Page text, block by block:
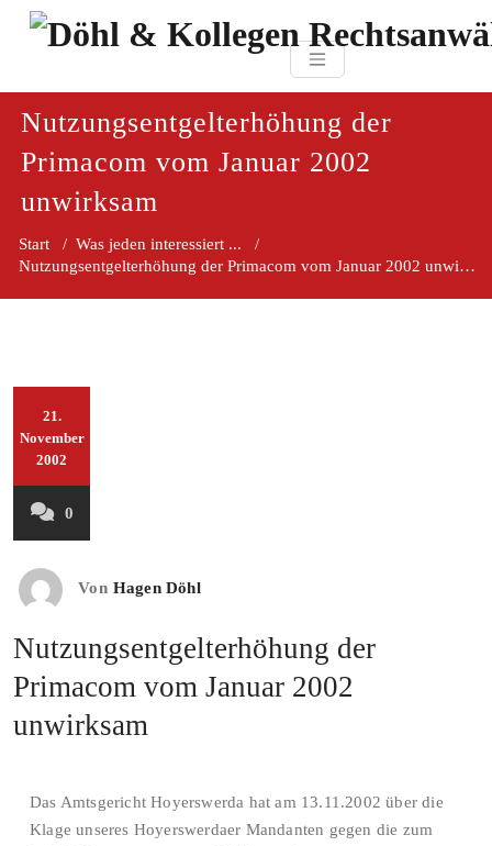
Zum
Döhl & Kollegen
Nutzungsentgelterhöhung der
Primacom vom Januar 2002
unwirksam
Start / Was jeden interessiert ... /
Nutzungsentgelterhöhung der Primacom vom Januar 2002 unwirksam
21.
November
2002
0
Von Hagen Döhl
Nutzungsentgelterhöhung der
Primacom vom Januar 2002
unwirksam
Das Amtsgericht Hoyerswerda hat am 13.11.2002 über die
Klage unseres Hoyerswerdaer Mandanten gegen die zum